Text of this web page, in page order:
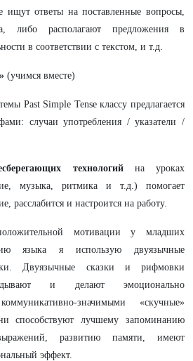
ищут ответы на поставленные вопросы,
либо располагают предложения в
в соответствии с текстом, и т.д.
(учимся вместе)
Past Simple Tense классу предлагается
случаи употребления / указатели /
технологий на уроках
музыка, ритмика и т.д.) помогает
расслабится и настроится на работу.
мотивации у младших
языка я использую двуязычные
Двуязычные сказки и рифмовки
и делают эмоционально
значимыми «скучные»
способствуют лучшему запоминанию
развитию памяти, имеют
эффект.